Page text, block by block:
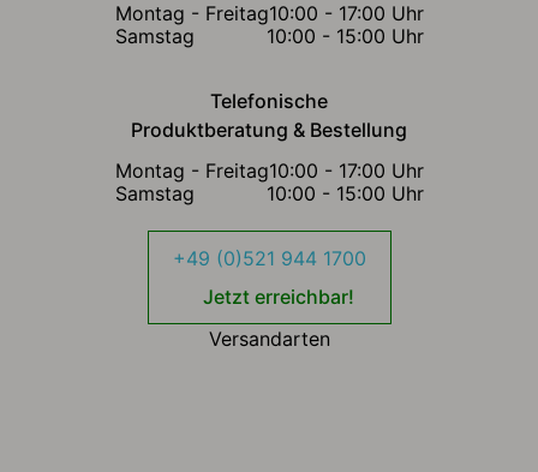
Montag - Freitag10:00 - 17:00 Uhr
Samstag
10:00 - 15:00 Uhr
Telefonische
Produktberatung & Bestellung
Montag - Freitag10:00 - 17:00 Uhr
Samstag
10:00 - 15:00 Uhr
+49 (0)521 944 1700
Jetzt erreichbar!
Versandarten